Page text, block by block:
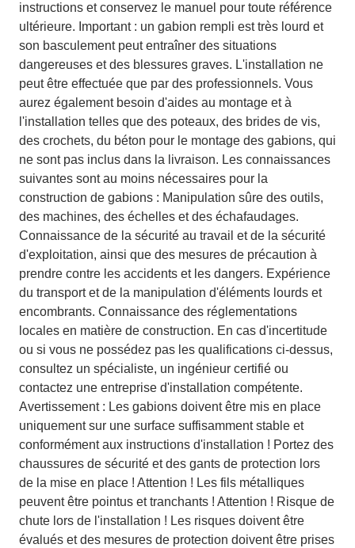
instructions et conservez le manuel pour toute référence
ultérieure. Important : un gabion rempli est très lourd et
son basculement peut entraîner des situations
dangereuses et des blessures graves. L'installation ne
peut être effectuée que par des professionnels. Vous
aurez également besoin d'aides au montage et à
l'installation telles que des poteaux, des brides de vis,
des crochets, du béton pour le montage des gabions, qui
ne sont pas inclus dans la livraison. Les connaissances
suivantes sont au moins nécessaires pour la
construction de gabions : Manipulation sûre des outils,
des machines, des échelles et des échafaudages.
Connaissance de la sécurité au travail et de la sécurité
d'exploitation, ainsi que des mesures de précaution à
prendre contre les accidents et les dangers. Expérience
du transport et de la manipulation d'éléments lourds et
encombrants. Connaissance des réglementations
locales en matière de construction. En cas d'incertitude
ou si vous ne possédez pas les qualifications ci-dessus,
consultez un spécialiste, un ingénieur certifié ou
contactez une entreprise d'installation compétente.
Avertissement : Les gabions doivent être mis en place
uniquement sur une surface suffisamment stable et
conformément aux instructions d'installation ! Portez des
chaussures de sécurité et des gants de protection lors
de la mise en place ! Attention ! Les fils métalliques
peuvent être pointus et tranchants ! Attention ! Risque de
chute lors de l'installation ! Les risques doivent être
évalués et des mesures de protection doivent être prises